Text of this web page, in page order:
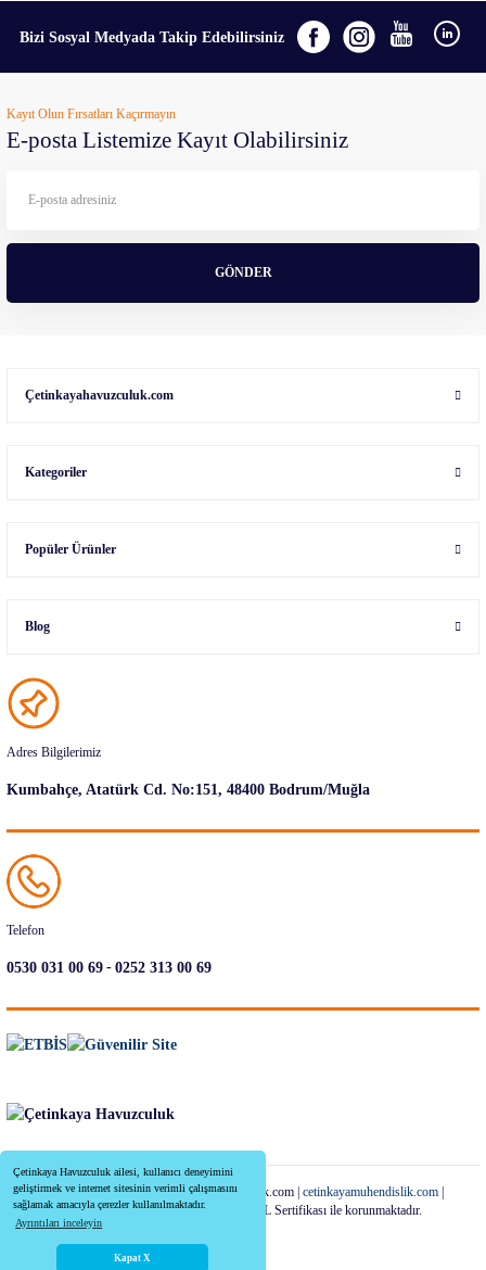
Çetinkaya Havuzculuk ailesi, kullanıcı deneyimini
geliştirmek ve internet sitesinin verimli çalışmasını
sağlamak amacıyla çerezler kullanılmaktadır.
Ayrıntıları inceleyin
Kapat X
Bizi Sosyal Medyada Takip Edebilirsiniz
Kayıt Olun Fırsatları Kaçırmayın
E-posta Listemize Kayıt Olabilirsiniz
GÖNDER
Çetinkayahavuzculuk.com
Kategoriler
Popüler Ürünler
Blog
Adres Bilgilerimiz
Kumbahçe, Atatürk Cd. No:151, 48400 Bodrum/Muğla
Telefon
0530 031 00 69-0252 313 00 69
Copyright 2022-2026 | cetinkayahavuzculuk.com | cetinkayamuhendislik.com
Tüm Kredi Kartı Bilgileriniz 256bit SSL Sertifikası ile korunmaktadır.